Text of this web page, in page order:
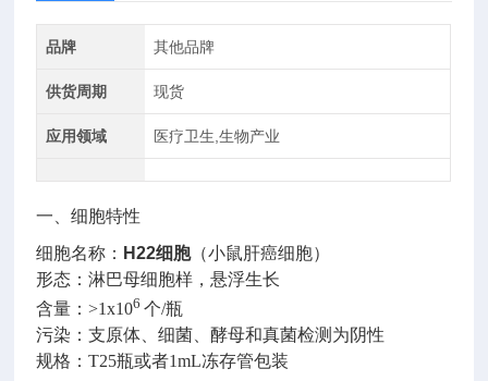
品牌 其他品牌
供货周期 现货
应用领域 医疗卫生,生物产业
一、细胞特性
细胞名称： H22细胞（小鼠肝癌细胞）
形态：淋巴母细胞样，悬浮生长
含量：>1x106 个/瓶
污染：支原体、细菌、酵母和真菌检测为阴性
规格：T25瓶或者1mL冻存管包装